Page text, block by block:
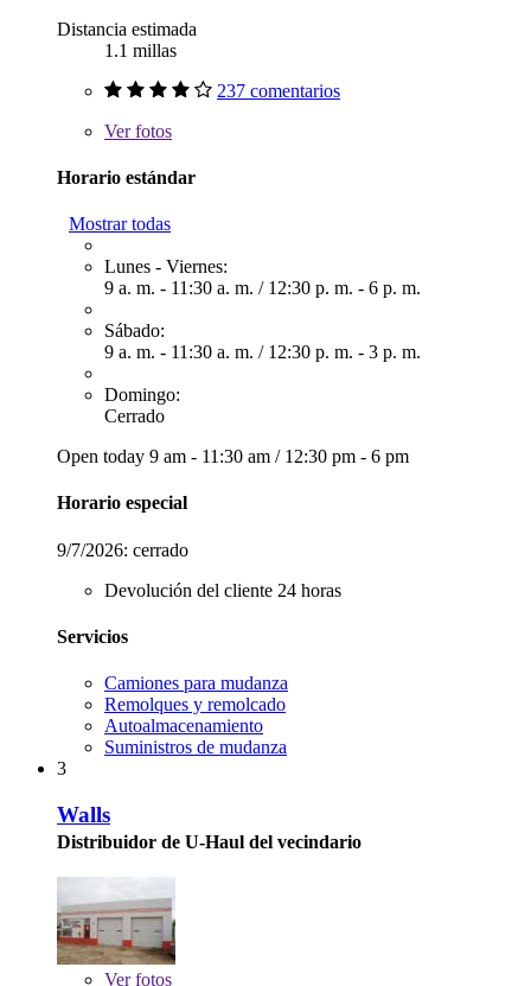
Distancia estimada
1.1 millas
237 comentarios
Verfotos
Horario estándar
Mostrar todas
Lunes - Viernes:
9 a. m. - 11:30 a. m. / 12:30 p. m. - 6 p. m.
Sábado:
9 a. m. - 11:30 a. m. / 12:30 p. m. - 3 p. m.
Domingo:
Cerrado
Open today 9 am - 11:30 am / 12:30 pm - 6 pm
Horario especial
9/7/2026: cerrado
Devolución del cliente 24 horas
Servicios
Camiones para mudanza
Remolques y remolcado
Autoalmacenamiento
Suministros de mudanza
3
Walls
Distribuidor de U-Haul del vecindario
Verfotos